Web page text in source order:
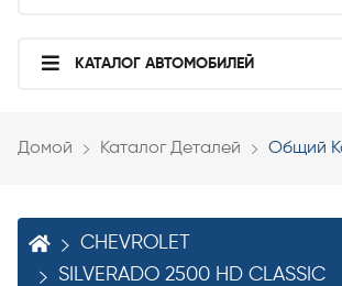
КАТАЛОГ АВТОМОБИЛЕЙ
Домой Каталог Деталей Общий
CHEVROLET
SILVERADO 2500 HD CLASSIC